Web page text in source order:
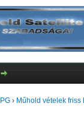
› Műhold vételek friss